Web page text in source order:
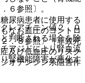
尿病患者に使用する
なお血圧のコントロ
．８参照〕［非致死
及び低血圧のリスク
オテンシン系阻害作
６参照〕。
レアチニン値２．０
判断される場合を除
アジドにより腎血流
腎機能障害が悪化す